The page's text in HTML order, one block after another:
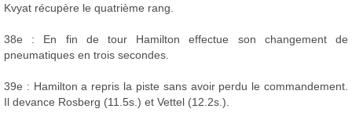
Kvyat récupère le quatrième rang.
38e : En fin de tour Hamilton effectue son changement de
pneumatiques en trois secondes.
39e : Hamilton a repris la piste sans avoir perdu le commandement.
Il devance Rosberg (11.5s.) et Vettel (12.2s.).